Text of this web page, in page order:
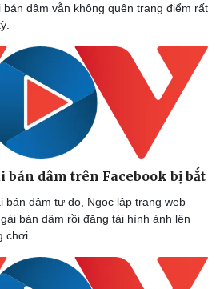
Đời sống
Blog
Tình yêu - Gia đình
bán dâm vẫn không quên trang điểm rất
bán dâm trên Facebook bị bắt
bán dâm tự do, Ngọc lập trang web
bán dâm rồi đăng tải hình ảnh lên
chơi.